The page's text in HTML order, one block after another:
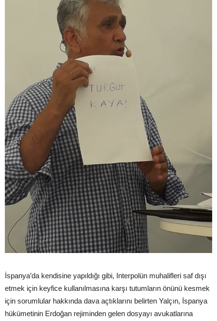
İspanya’da kendisine yapıldığı gibi, Interpolün muhalifleri saf dışı
etmek için keyfice kullanılmasına karşı tutumların önünü kesmek
için sorumlular hakkında dava açtıklarını belirten Yalçın, İspanya
hükümetinin Erdoğan rejiminden gelen dosyayı avukatlarına